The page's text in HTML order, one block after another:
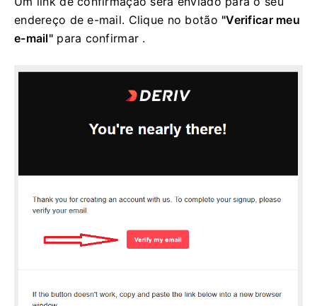
endereço de e-mail. Clique no botão "Verificar meu
e-mail"para confirmar .